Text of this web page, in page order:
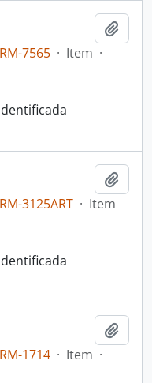
7565 · Item ·
3125ART · Item
1714 · Item ·